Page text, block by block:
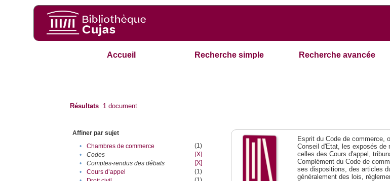
Accueil Recherche simple Recherche avancée
Résultats 1 document
Affiner par sujet
•
Chambres de commerce
(1)
•
Codes
[X]
•
Comptes-rendus des débats
[X]
•
Cours d’appel
(1)
Esprit du Code de commerce,
Conseil d'Etat, les exposés de
celles des Cours d'appel,
Complément du Code de
ses dispositions, des articles
généralement des lois,